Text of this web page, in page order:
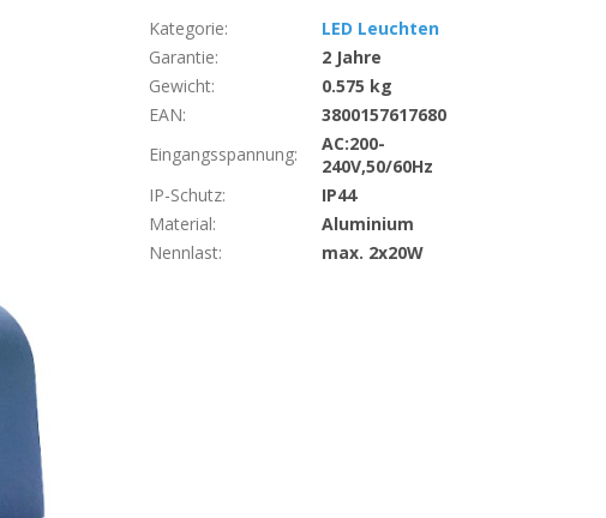
Kategorie:
LED Leuchten
Garantie:
2 Jahre
Gewicht:
0.575 kg
EAN:
3800157617680
Eingangsspannung:
AC:200-
240V,50/60Hz
IP-Schutz:
IP44
Material:
Aluminium
Nennlast: max. 2x20W